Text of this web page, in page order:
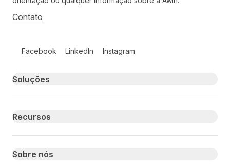
Contato
Facebook LinkedIn Instagram
Primary footer navigation
Soluções
Recursos
Sobre nós